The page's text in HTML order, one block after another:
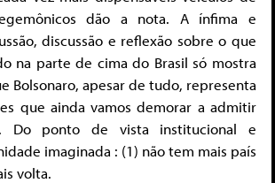
dão a nota. A ínfima e
discussão e reflexão sobre o que
na parte de cima do Brasil só mostra
Bolsonaro, apesar de tudo, representa
que ainda vamos demorar a admitir
Do ponto de vista institucional e
imaginada : (1) não tem mais país
volta.